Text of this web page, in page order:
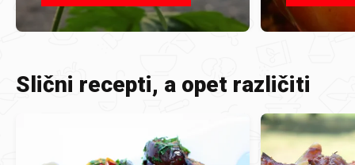
Slični recepti, a opet različiti